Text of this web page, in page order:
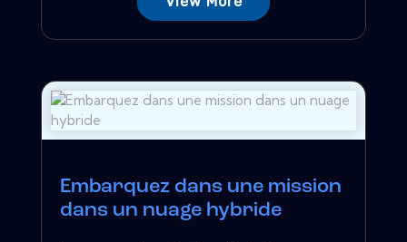
Embarquez dans une mission
dans un nuage hybride